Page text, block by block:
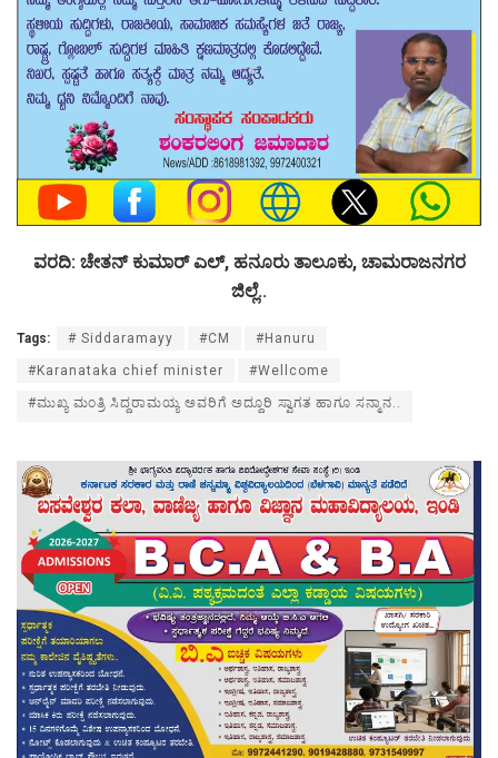
ವರದಿ: ಚೇತನ್ ಕುಮಾರ್ ಎಲ್, ಹನೂರು ತಾಲೂಕು, ಚಾಮರಾಜನಗರ
ಜಿಲ್ಲೆ..
Tags: # Siddaramayy #CM #Hanuru
#Karanataka chief minister #Wellcome
#ಮುಖ್ಯ ಮಂತ್ರಿ ಸಿದ್ದರಾಮಯ್ಯ ಅವರಿಗೆ ಅದ್ದೂರಿ ಸ್ವಾಗತ ಹಾಗೂ ಸನ್ಮಾನ..